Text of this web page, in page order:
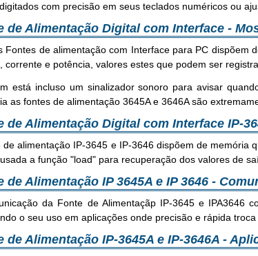
com precisão em seus teclados numéricos ou
de Alimentação Digital com Interface -
Fontes de alimentação com Interface para PC
corrente e potência, valores estes que podem ser
está incluso um sinalizador sonoro para avisar
as fontes de alimentação 3645A e 3646A são
de Alimentação Digital com Interface IP-
de alimentação IP-3645 e IP-3646 dispõem de memória
a função "load" para recuperação dos valores de
de Alimentação IP 3645A e IP 3646 -
da Fonte de Alimentaçãp IP-3645 e IPA3646
o seu uso em aplicações onde precisão e rápida
de Alimentação IP-3645A e IP-3646A -